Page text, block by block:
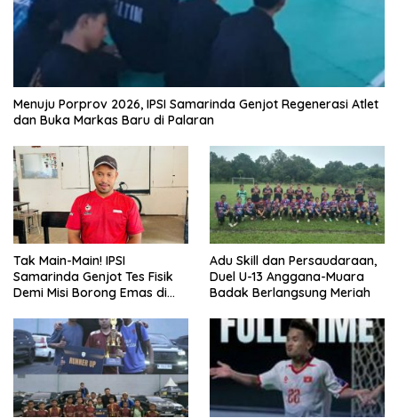
Menuju Porprov 2026, IPSI Samarinda Genjot Regenerasi Atlet
dan Buka Markas Baru di Palaran
Tak Main-Main! IPSI
Samarinda Genjot Tes Fisik
Demi Misi Borong Emas di
Adu Skill dan Persaudaraan,
Duel U-13 Anggana-Muara
Badak Berlangsung Meriah